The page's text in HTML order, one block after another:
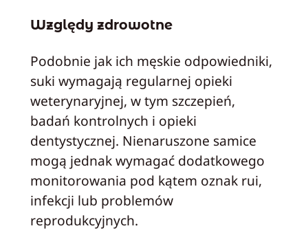
Względy zdrowotne
Podobnie jak ich męskie odpowiedniki,
suki wymagają regularnej opieki
weterynaryjnej, w tym szczepień,
badań kontrolnych i opieki
dentystycznej. Nienaruszone samice
mogą jednak wymagać dodatkowego
monitorowania pod kątem oznak rui,
infekcji lub problemów
reprodukcyjnych.